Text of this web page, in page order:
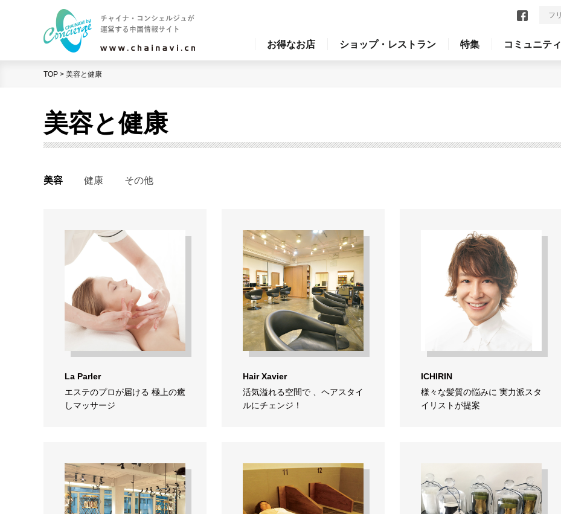
お得なお店 ショップ・レストラン 特集 コミュニティ
TOP > 美容と健康
美容と健康
美容 健康 その他
La Parler
エステのプロが届ける 極上の癒
しマッサージ
Hair Xavier
活気溢れる空間で 、ヘアスタイ
ルにチェンジ！
ICHIRIN
様々な髪質の悩みに 実力派スタ
イリストが提案